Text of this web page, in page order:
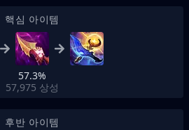
핵심 아이템
57.3%
57,975 상성
후반 아이템